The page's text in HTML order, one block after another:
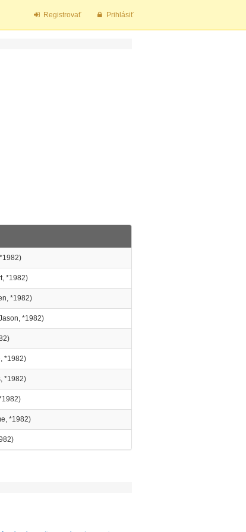
Registrovať Prihlásiť
*1982)
*1982)
*1982)
*1982)
*1982)
*1982)